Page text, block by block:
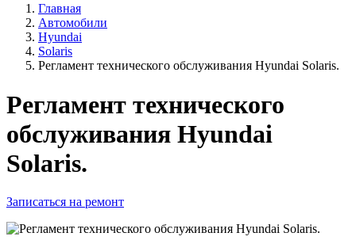
Главная
Автомобили
Hyundai
Solaris
Регламент технического обслуживания Hyundai Solaris.
Регламент технического
обслуживания Hyundai
Solaris.
Записаться на ремонт